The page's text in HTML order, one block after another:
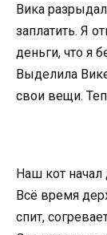
Вика
заплатить. Я
деньги, что я
Выделила
свои вещи.
Наш кот начал
Всё время
спит,